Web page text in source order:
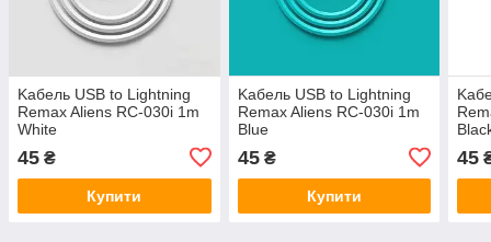
Kабель USB to Lightning
Remax Aliens RC-030i 1m
White
45 ₴
Купити
Kабель USB to Lightning
Remax Aliens RC-030i 1m
Blue
45₴
Купити
45